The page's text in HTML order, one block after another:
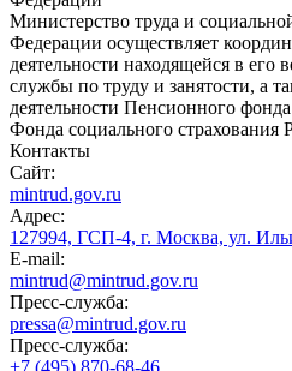
Министерство труда и
Федерации осуществляет
деятельности находящейся в его
службы по труду и занятости, а
деятельности Пенсионного
Фонда социального страхования
Контакты
Сайт:
mintrud.gov.ru
Адрес:
127994, ГСП-4, г. Москва, ул.
E-mail:
mintrud@mintrud.gov.ru
Пресс-служба:
pressa@mintrud.gov.ru
Пресс-служба:
+7 (495) 870-68-46